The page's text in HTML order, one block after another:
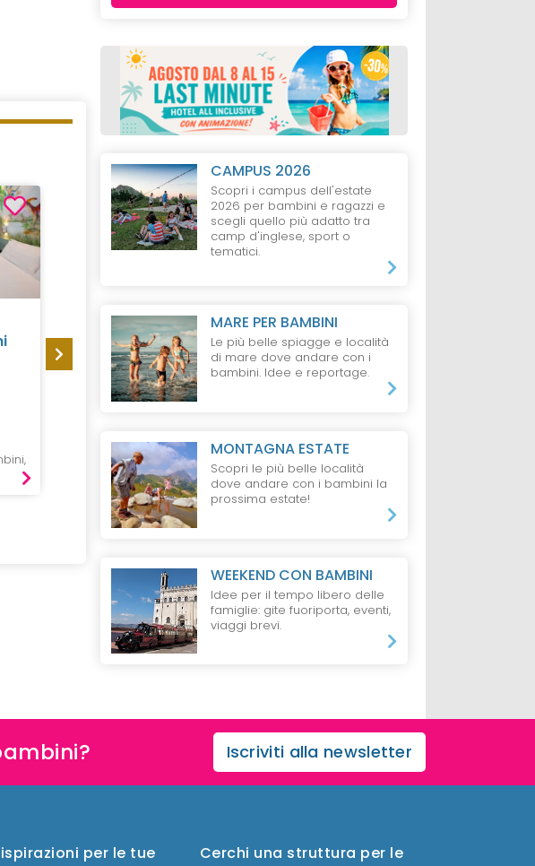
VAL D'EGA
Hotel Maria
Adventure Family
Hotel & Lodge
da 103 €
1 Notte, 1 Adulto,
Pensione 3/4
RESORT CILENTO
Villaggio Baia del
Silenzio
da 29 €
Pernottamento
CAMPUS 2026
Scopri i campus dell'estate
2026 per bambini e ragazzi e
scegli quello più adatto tra
camp d'inglese, sport o
tematici.
MARE PER BAMBINI
Le più belle spiagge e località
di mare dove andare con i
bambini. Idee e reportage.
MONTAGNA ESTATE
Scopri le più belle località
dove andare con i bambini la
prossima estate!
WEEKEND CON BAMBINI
Idee per il tempo libero delle
famiglie: gite fuoriporta, eventi,
viaggi brevi.
Iscriviti alla newsletter
per le tue
Cerchi una struttura per le